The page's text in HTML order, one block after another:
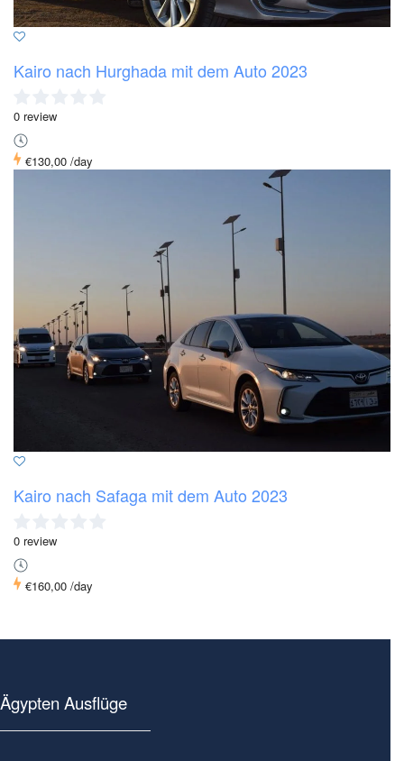
Kairo nach Hurghada mit dem Auto 2023
0 review
€130,00 /day
Kairo nach Safaga mit dem Auto 2023
0 review
€160,00 /day
Ägypten Ausflüge